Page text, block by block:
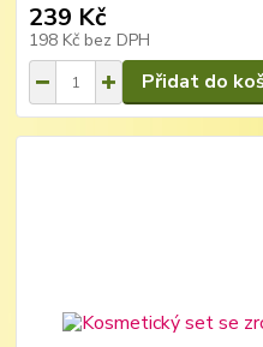
239 Kč
198 Kč bez DPH
Přidat do